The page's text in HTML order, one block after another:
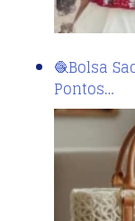
🧶Bolsa
Pontos…